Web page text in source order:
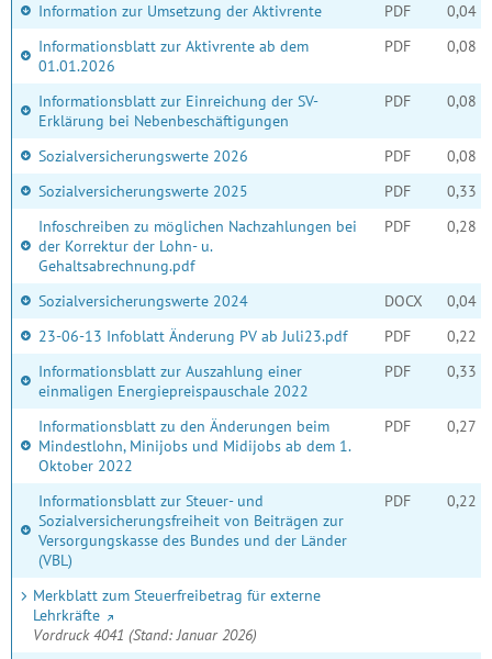
Information zur Umsetzung der Aktivrente PDF
0,04
Informationsblatt zur Aktivrente ab dem
01.01.2026
PDF 0,08
Informationsblatt zur Einreichung der SV-
Erklärung bei Nebenbeschäftigungen
PDF 0,08
Sozialversicherungswerte 2026 PDF
0,08
Sozialversicherungswerte 2025
PDF
0,33
Infoschreiben zu möglichen Nachzahlungen bei
der Korrektur der Lohn- u.
Gehaltsabrechnung.pdf
PDF 0,28
Sozialversicherungswerte 2024 DOCX
0,04
23-06-13 Infoblatt Änderung PV ab Juli23.pdf
PDF
0,22
Informationsblatt zur Auszahlung einer
einmaligen Energiepreispauschale 2022
PDF 0,33
Informationsblatt zu den Änderungen beim
Mindestlohn, Minijobs und Midijobs ab dem 1.
Oktober 2022
PDF 0,27
Informationsblatt zur Steuer- und
Sozialversicherungsfreiheit von Beiträgen zur
Versorgungskasse des Bundes und der Länder
(VBL)
PDF 0,22
Merkblatt zum Steuerfreibetrag für externe
Lehrkräfte
Vordruck 4041 (Stand: Januar 2026)